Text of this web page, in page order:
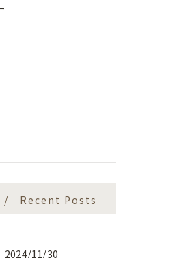
Recent Posts
2024/11/30